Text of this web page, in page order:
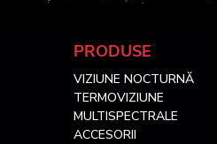
PRODUSE
VIZIUNE NOCTURNĂ
TERMOVIZIUNE
MULTISPECTRALE
ACCESORII